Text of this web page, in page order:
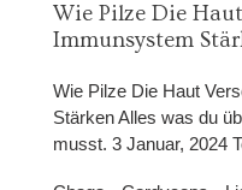
Wie Pilze Die
Immunsystem
Wie Pilze Die Haut
Stärken Alles was du
musst. 3 Januar, 2024